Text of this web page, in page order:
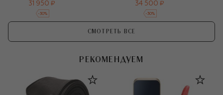
31 950 ₽
-30%
34 500 ₽
-30%
СМОТРЕТЬ ВСЕ
РЕКОМЕНДУЕМ